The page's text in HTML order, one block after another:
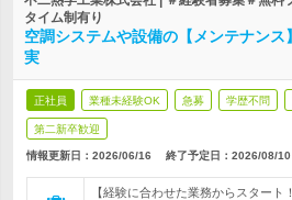
タイム制有り
空調システムや設備の【メンテナン
実
正社員 業種未経験OK 急募 学歴不問
第二新卒歓迎
情報更新日：2026/06/16 終了予定日： 2026/08/10
【経験に合わせた業務からスター